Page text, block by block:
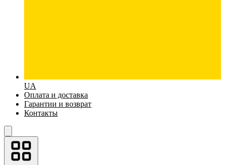
UA
Оплата и доставка
Гарантии и возврат
Контакты